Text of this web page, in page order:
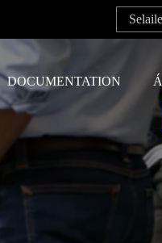
DOCUMENTATION